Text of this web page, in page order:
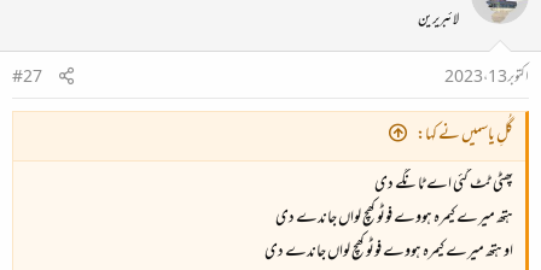
لائبریرین
اکتوبر 13، 2023
#27
گُلِ یاسمیں نے کہا:
پھٹی ٹٹ گئی اے ٹانگے دی
ہتھ میرے کیمرہ ہووے فوٹو کھچ لواں جاندے دی
او ہتھ میرے کیمرہ ہووے فوٹو کھچ لواں جاندے دی